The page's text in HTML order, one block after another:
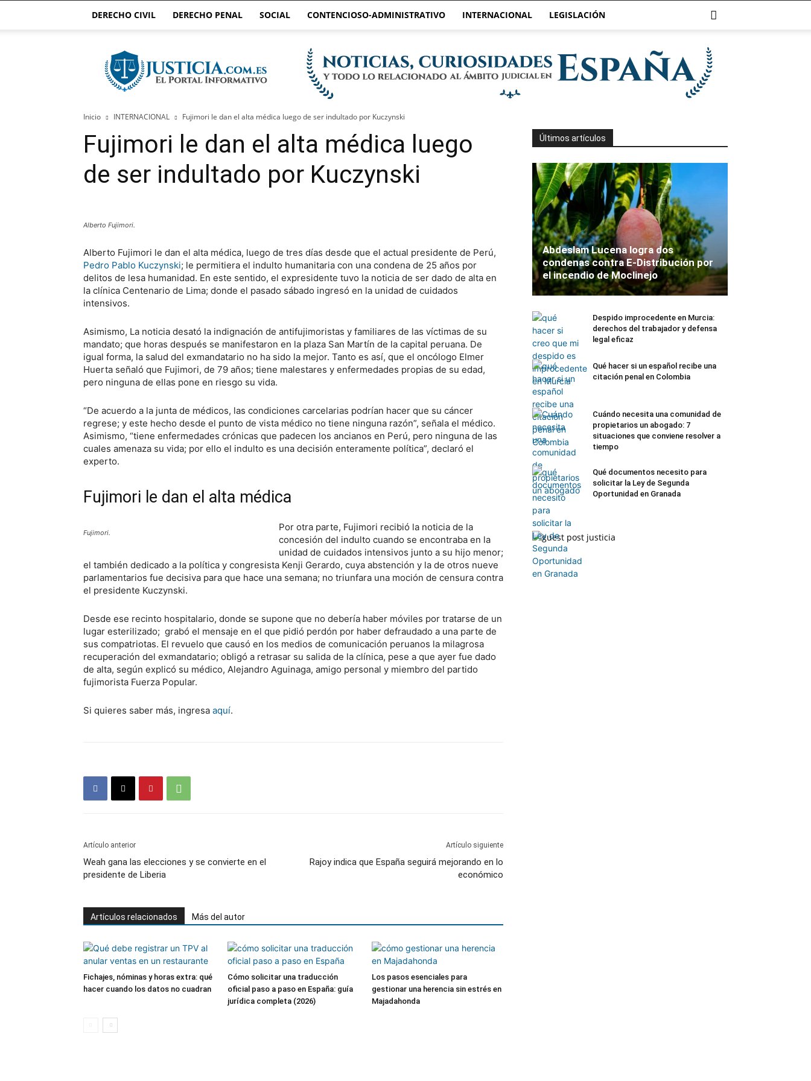
DERECHO CIVIL DERECHO PENAL SOCIAL CONTENCIOSO-ADMINISTRATIVO INTERNACIONAL LEGISLACIÓN
Justicia.com.es
Inicio INTERNACIONAL Fujimori le dan el alta médica luego de ser indultado por Kuczynski
Fujimori le dan el alta médica luego
de ser indultado por Kuczynski
Alberto Fujimori.
Alberto Fujimori le dan el alta médica, luego de tres días desde que el actual presidente de Perú,
Pedro Pablo Kuczynski; le permitiera el indulto humanitaria con una condena de 25 años por
delitos de lesa humanidad. En este sentido, el expresidente tuvo la noticia de ser dado de alta en
la clínica Centenario de Lima; donde el pasado sábado ingresó en la unidad de cuidados
intensivos.
Asimismo, La noticia desató la indignación de antifujimoristas y familiares de las víctimas de su
mandato; que horas después se manifestaron en la plaza San Martín de la capital peruana. De
igual forma, la salud del exmandatario no ha sido la mejor. Tanto es así, que el oncólogo Elmer
Huerta señaló que Fujimori, de 79 años; tiene malestares y enfermedades propias de su edad,
pero ninguna de ellas pone en riesgo su vida.
“De acuerdo a la junta de médicos, las condiciones carcelarias podrían hacer que su cáncer
regrese; y este hecho desde el punto de vista médico no tiene ninguna razón”, señala el médico.
Asimismo, “tiene enfermedades crónicas que padecen los ancianos en Perú, pero ninguna de las
cuales amenaza su vida; por ello el indulto es una decisión enteramente política”, declaró el
experto.
Fujimori le dan el alta médica
Fujimori.
Por otra parte, Fujimori recibió la noticia de la
concesión del indulto cuando se encontraba en la
unidad de cuidados intensivos junto a su hijo menor;
el también dedicado a la política y congresista Kenji Gerardo, cuya abstención y la de otros nueve
parlamentarios fue decisiva para que hace una semana; no triunfara una moción de censura contra
el presidente Kuczynski.
Desde ese recinto hospitalario, donde se supone que no debería haber móviles por tratarse de un
lugar esterilizado; grabó el mensaje en el que pidió perdón por haber defraudado a una parte de
sus compatriotas. El revuelo que causó en los medios de comunicación peruanos la milagrosa
recuperación del exmandatario; obligó a retrasar su salida de la clínica, pese a que ayer fue dado
de alta, según explicó su médico, Alejandro Aguinaga, amigo personal y miembro del partido
fujimorista Fuerza Popular.
Si quieres saber más, ingresa aquí.
Artículo anterior
Weah gana las elecciones y se convierte en el
presidente de Liberia
Artículo siguiente
Rajoy indica que España seguirá mejorando en lo
económico
Artículos relacionados Más del autor
Fichajes, nóminas y horas extra: qué
hacer cuando los datos no cuadran
Cómo solicitar una traducción
oficial paso a paso en España: guía
jurídica completa (2026)
Los pasos esenciales para
gestionar una herencia sin estrés en
Majadahonda
Últimos artículos
Abdeslam Lucena logra dos
condenas contra E-Distribución por
el incendio de Moclinejo
Despido improcedente en Murcia:
derechos del trabajador y defensa
legal eficaz
Qué hacer si un español recibe una
citación penal en Colombia
Cuándo necesita una comunidad de
propietarios un abogado: 7
situaciones que conviene resolver a
tiempo
Qué documentos necesito para
solicitar la Ley de Segunda
Oportunidad en Granada